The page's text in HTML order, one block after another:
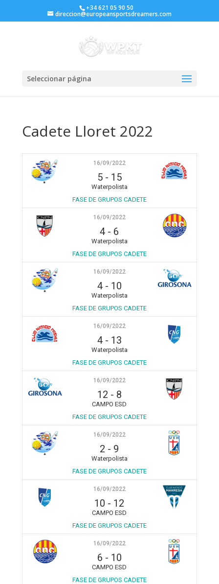
+34 621 05 90 50
direccion@europeansportsdreamers.com
Seleccionar página
Cadete Lloret 2022
16/09/2022
5- 15
Waterpolista
FASE DE GRUPOS CADETE
16/09/2022
4 - 6
Waterpolista
FASE DE GRUPOS CADETE
16/09/2022
4- 10
Waterpolista
FASE DE GRUPOS CADETE
16/09/2022
4- 13
Waterpolista
FASE DE GRUPOS CADETE
16/09/2022
12 - 8
CAMPO ESD
FASE DE GRUPOS CADETE
16/09/2022
2 - 9
Waterpolista
FASE DE GRUPOS CADETE
16/09/2022
10 - 12
CAMPO ESD
FASE DE GRUPOS CADETE
16/09/2022
6 - 10
CAMPO ESD
FASE DE GRUPOS CADETE